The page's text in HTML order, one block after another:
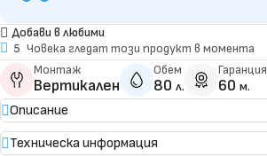
Добави в любими
5 Човека гледат този продукт в момента
Монтаж
Вертикален
Обем
80 л.
Гаранция
60 м.
Описание
Техническа информация